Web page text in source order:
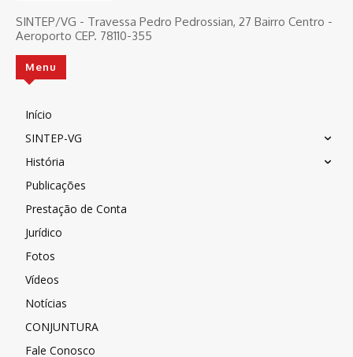
SINTEP/VG - Travessa Pedro Pedrossian, 27 Bairro Centro -
Aeroporto CEP. 78110-355
Menu
Início
SINTEP-VG
História
Publicações
Prestação de Conta
Jurídico
Fotos
Vídeos
Notícias
CONJUNTURA
Fale Conosco